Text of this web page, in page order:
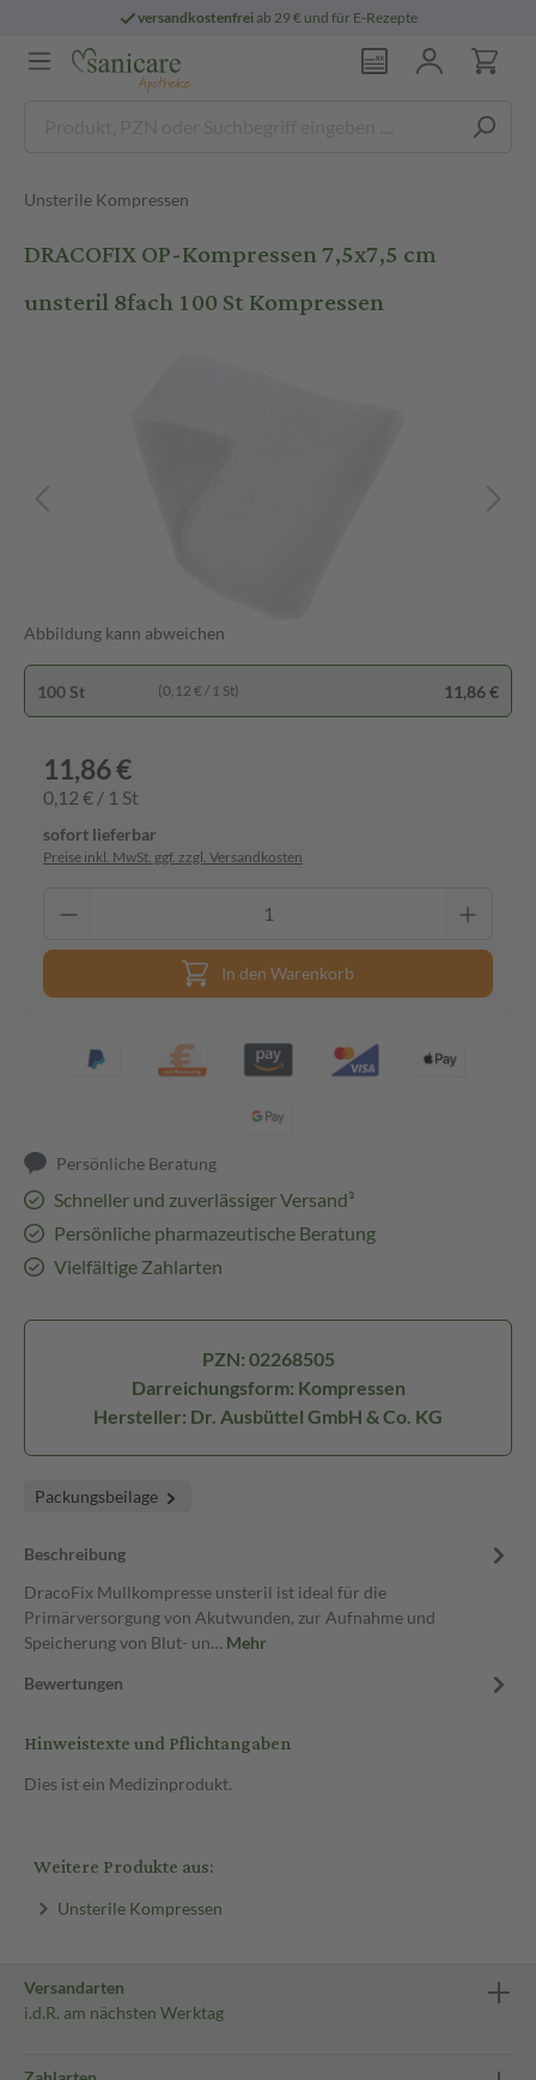
versandkostenfreiab 29 € und für E-Rezepte
Unsterile Kompressen
DRACOFIX OP-Kompressen 7,5x7,5 cm
unsteril 8fach 100 St Kompressen
Abbildung kann abweichen
100 St (0,12 € / 1 St) 11,86 €
11,86 €
0,12 € / 1 St
sofort lieferbar
Preise inkl. MwSt. ggf. zzgl. Versandkosten
In den Warenkorb
Persönliche Beratung
Schneller und zuverlässiger Versand³
Persönliche pharmazeutische Beratung
Vielfältige Zahlarten
PZN: 02268505
Darreichungsform: Kompressen
Hersteller: Dr. Ausbüttel GmbH & Co. KG
Packungsbeilage
Beschreibung
DracoFix Mullkompresse unsteril ist ideal für die
Primärversorgung von Akutwunden, zur Aufnahme und
Speicherung von Blut- un… Mehr
Bewertungen
Hinweistexte und Pflichtangaben
Dies ist ein Medizinprodukt.
Weitere Produkte aus:
Unsterile Kompressen
Versandarten
i.d.R. am nächsten Werktag